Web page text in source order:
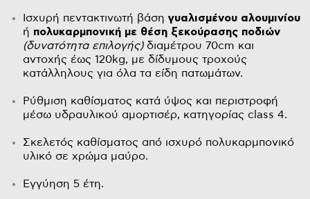
Ισχυρή πεντακτινωτή βάσηγυαλισμένου αλουμινίου
ή πολυκαρμπονική με θέση ξεκούρασης ποδιών
(δυνατότητα επιλογής)διαμέτρου 70cm και
αντοχής έως 120kg, με δίδυμους τροχούς
κατάλληλους για όλα τα είδη πατωμάτων.
Ρύθμιση καθίσματος κατά ύψος και περιστροφή
μέσω υδραυλικού αμορτισέρ, κατηγορίας class 4.
Σκελετός καθίσματος από ισχυρό πολυκαρμπονικό
υλικό σε χρώμα μαύρο.
Εγγύηση 5 έτη.